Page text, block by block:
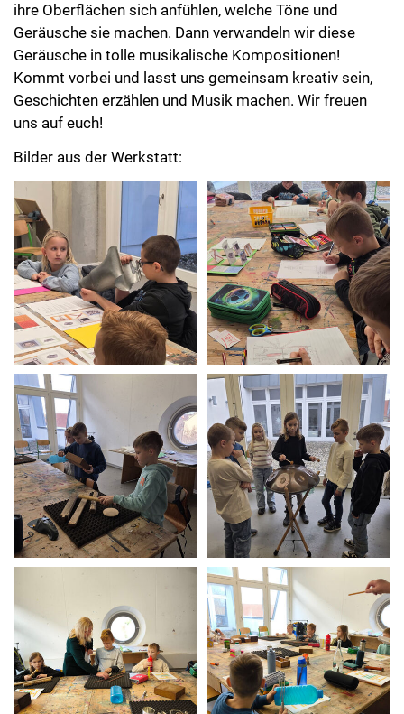
ihre Oberflächen sich anfühlen, welche Töne und
Geräusche sie machen. Dann verwandeln wir diese
Geräusche in tolle musikalische Kompositionen!
Kommt vorbei und lasst uns gemeinsam kreativ sein,
Geschichten erzählen und Musik machen. Wir freuen
uns auf euch!
Bilder aus der Werkstatt: